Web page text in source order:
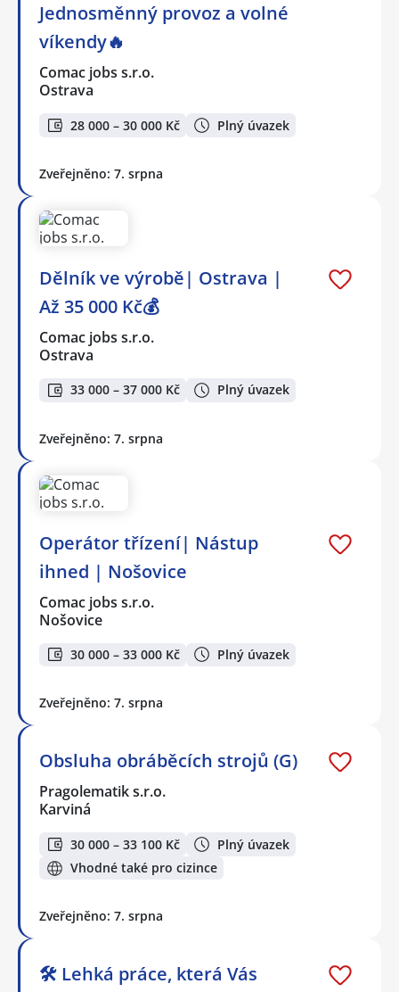
Jednosměnný provoz a volné
víkendy🔥
Comac jobs s.r.o.
Ostrava
28 000 – 30 000 Kč Plný úvazek
Zveřejněno: 7. srpna
Dělník ve výrobě| Ostrava |
Až 35 000 Kč💰
Comac jobs s.r.o.
Ostrava
33 000 – 37 000 Kč Plný úvazek
Zveřejněno: 7. srpna
Operátor třízení| Nástup
ihned | Nošovice
Comac jobs s.r.o.
Nošovice
30 000 – 33 000 Kč Plný úvazek
Zveřejněno: 7. srpna
Obsluha obráběcích strojů (G)
Pragolematik s.r.o.
Karviná
30 000 – 33 100 Kč
Plný úvazek
Vhodné také pro cizince
Zveřejněno: 7. srpna
🛠️ Lehká práce, která Vás